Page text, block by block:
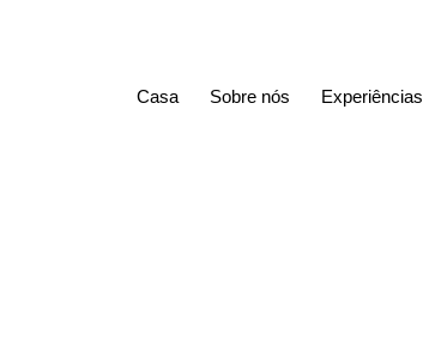
Casa Sobre nós Experiências